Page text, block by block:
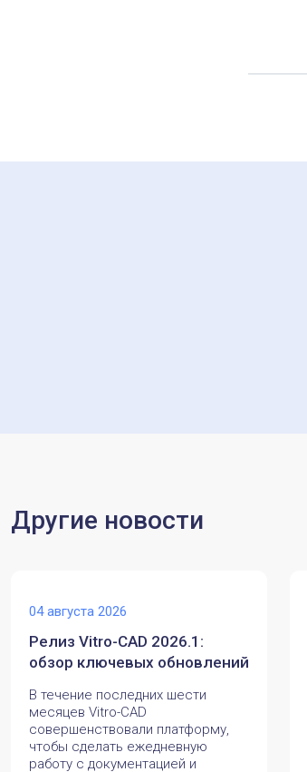
Другие новости
04 августа 2026
Релиз Vitro-CAD 2026.1:
обзор ключевых обновлений
В течение последних шести
месяцев Vitro-CAD
совершенствовали платформу,
чтобы сделать ежедневную
работу с документацией и